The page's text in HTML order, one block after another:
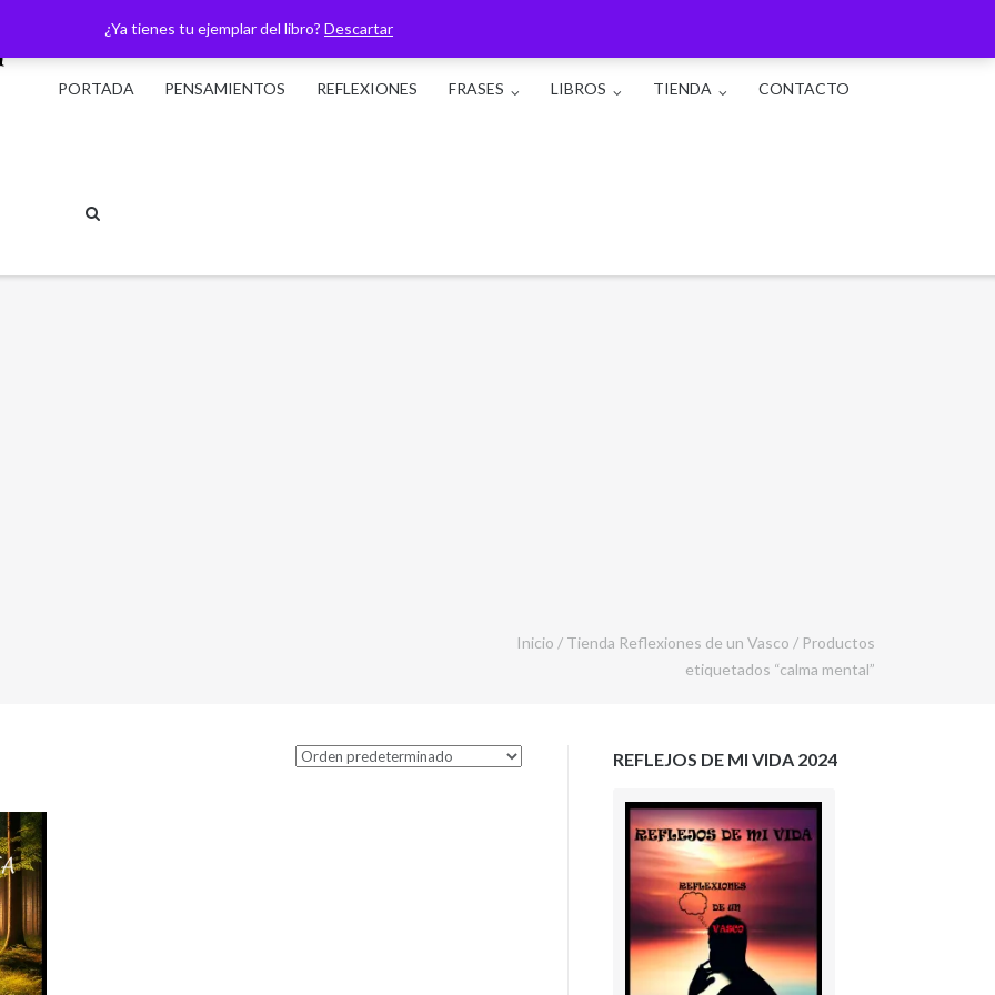
¿Ya tienes tu ejemplar del libro? Descartar
PORTADA
PENSAMIENTOS REFLEXIONES FRASES LIBROS TIENDA CONTACTO
Inicio / Tienda Reflexiones de un Vasco / Productos
etiquetados “calma mental”
REFLEJOS DE MI VIDA 2024